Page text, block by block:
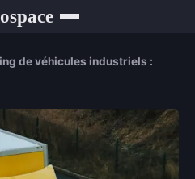
de véhicules industriels :